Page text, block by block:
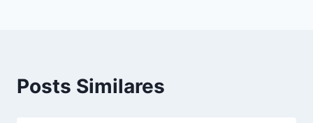
Posts Similares